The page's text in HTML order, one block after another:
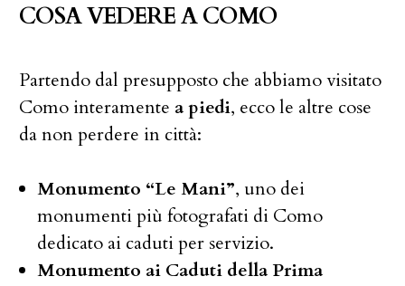
COSA VEDERE A COMO
Partendo dal presupposto che abbiamo visitato
Como interamente a piedi, ecco le altre cose
da non perdere in città:
Monumento “Le Mani”, uno dei
monumenti più fotografati di Como
dedicato ai caduti per servizio.
Monumento ai Caduti della Prima